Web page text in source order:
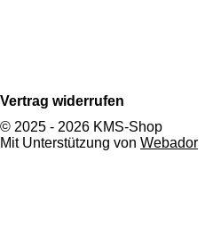
Vertrag widerrufen
© 2025 - 2026 KMS-Shop
Mit Unterstützung von Webador